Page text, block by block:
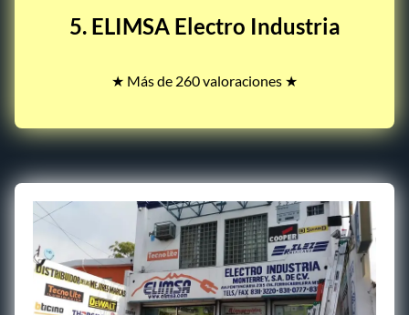
5. ELIMSA Electro Industria
★ Más de 260 valoraciones ★